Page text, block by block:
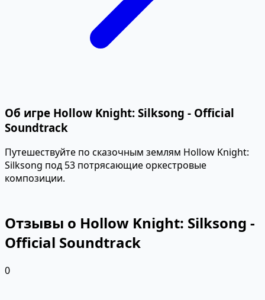
Об игре Hollow Knight: Silksong - Official
Soundtrack
Путешествуйте по сказочным землям Hollow Knight:
Silksong под 53 потрясающие оркестровые
композиции.
Отзывы о Hollow Knight: Silksong -
Official Soundtrack
0